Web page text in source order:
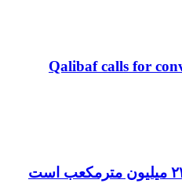
Qalibaf calls for